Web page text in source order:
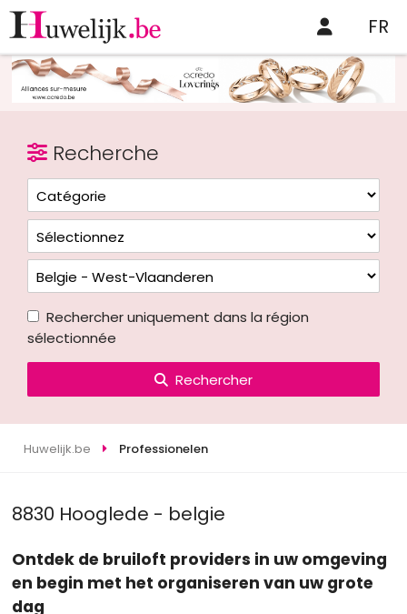
FR
Recherche
Rechercher uniquement dans la région
sélectionnée
Rechercher
Huwelijk.be Professionelen
8830 Hooglede - belgie
Ontdek de bruiloft providers in uw omgeving
en begin met het organiseren van uw grote
dag